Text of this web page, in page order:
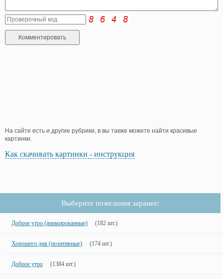
На сайте есть и другие рубрики, в вы также можете найти красивые
картинки.
Как скачивать картинки - инструкция
Выберите пожелания заранее:
Доброе утро (анимированные) (182 шт.)
Хорошего дня (позитивные) (174 шт.)
Доброе утро (1384 шт.)